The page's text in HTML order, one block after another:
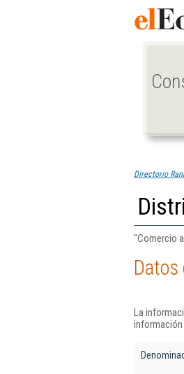
Directorio
"Comercio
La
información